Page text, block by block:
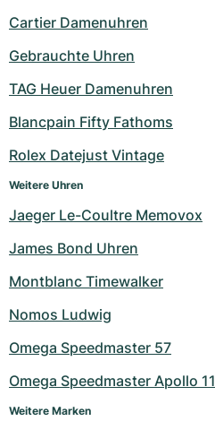
Cartier Damenuhren
Gebrauchte Uhren
TAG Heuer Damenuhren
Blancpain Fifty Fathoms
Rolex Datejust Vintage
Weitere Uhren
Jaeger Le-Coultre Memovox
James Bond Uhren
Montblanc Timewalker
Nomos Ludwig
Omega Speedmaster 57
Omega Speedmaster Apollo 11
Weitere Marken